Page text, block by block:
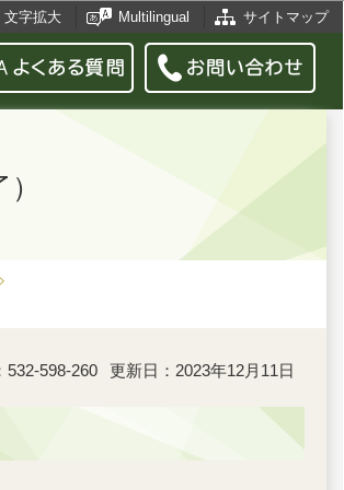
文字拡大 Multilingual サイトマップ
532-598-260 更新日：2023年12月11日